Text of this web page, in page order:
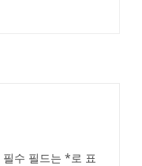
필수 필드는 *로 표